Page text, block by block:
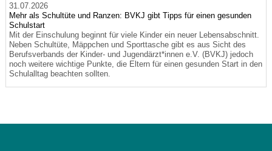
31.07.2026
Mehr als Schultüte und Ranzen: BVKJ gibt Tipps für einen gesunden
Schulstart
Mit der Einschulung beginnt für viele Kinder ein neuer Lebensabschnitt.
Neben Schultüte, Mäppchen und Sporttasche gibt es aus Sicht des
Berufsverbands der Kinder- und Jugendärzt*innen e.V. (BVKJ) jedoch
noch weitere wichtige Punkte, die Eltern für einen gesunden Start in den
Schulalltag beachten sollten.